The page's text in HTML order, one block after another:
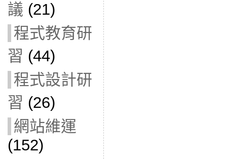
議 (21)
程式教育研
習 (44)
程式設計研
習 (26)
網站維運
(152)